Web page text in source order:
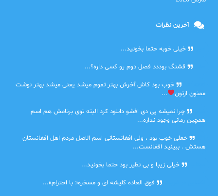
آخرین نظرات
خیلی خوبه حتما بخونید...
قشنگ بوددد فصل دوم رو کسی داره؟...
خوب بود کاش آخرش بهتر تموم میشد یعنی میشد بهتر نوشت
ممنون ازتون
...
چرا نمیشه پی دی افشو دانلود کرد البته توی برنامش هم اسم
همچین رمانی وجود نداره...
خعلی خوب بود ، ولی افغانستانی اسم الاصل مردم اهل افغانستان
هستش . ببینید افغانست...
خیلی زیبا و بی نظیر بود حتما بخونید...
فوق العاده کلیشه ای و مسخره« با احترام»...